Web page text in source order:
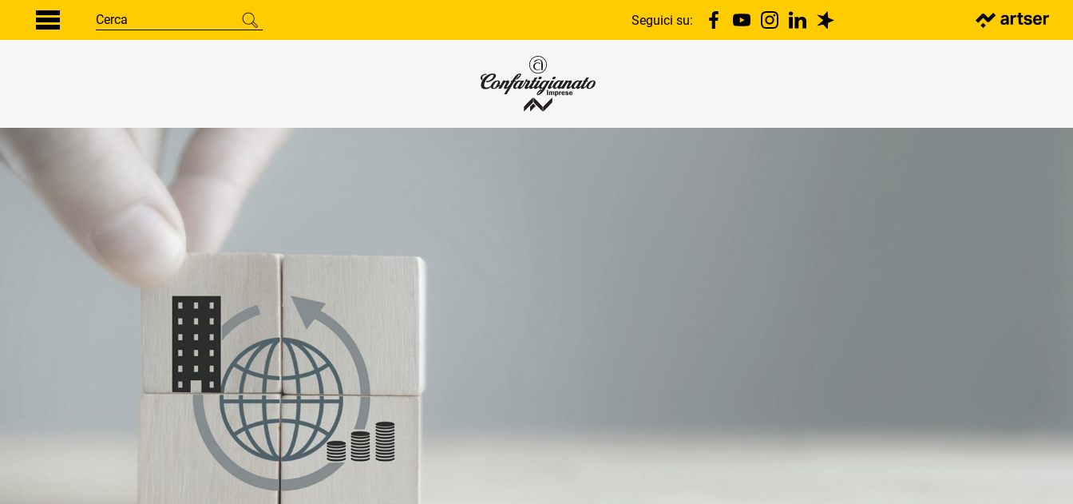
Seguici su: